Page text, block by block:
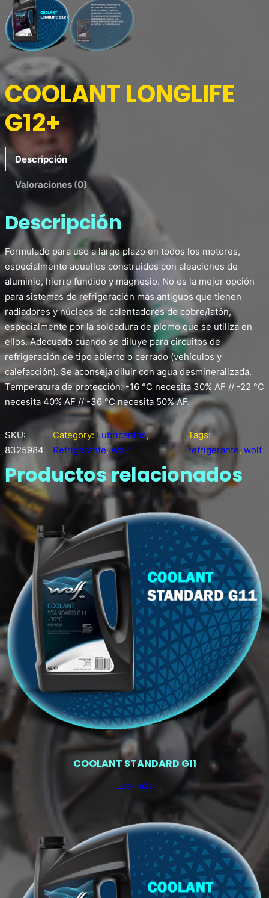
COOLANT LONGLIFE
G12+
Descripción
Valoraciones (0)
Descripción
Formulado para uso a largo plazo en todos los motores,
especialmente aquellos construidos con aleaciones de
aluminio, hierro fundido y magnesio. No es la mejor opción
para sistemas de refrigeración más antiguos que tienen
radiadores y núcleos de calentadores de cobre/latón,
especialmente por la soldadura de plomo que se utiliza en
ellos. Adecuado cuando se diluye para circuitos de
refrigeración de tipo abierto o cerrado (vehículos y
calefacción). Se aconseja diluir con agua desmineralizada.
Temperatura de protección: -16 °C necesita 30% AF // -22 °C
necesita 40% AF // -36 °C necesita 50% AF.
SKU:
8325984
Category:Lubricantes ,
Refrigerante, Wolf
Tags:
refrigerante, wolf
Productos relacionados
COOLANT STANDARD G11
Leer más